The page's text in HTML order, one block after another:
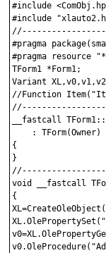
#include
#include
#pragma
#pragma resource
TForm1 *Form1;
Variant
//Function
__fastcall
    : TForm(Owner)
{
}
void __fastcall
{